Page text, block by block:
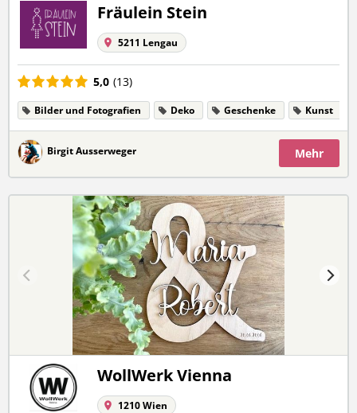
Fräulein Stein
5211 Lengau
5,0 (13)
Bilder und Fotografien Deko Geschenke Kunst
Birgit Ausserweger Mehr
WollWerk Vienna
1210 Wien